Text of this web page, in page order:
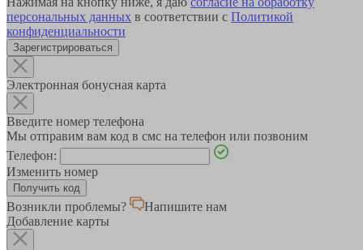
персональных данных в соответствии с Политикой
конфиденциальности
Зарегистрироваться
Электронная бонусная карта
Введите номер телефона
Мы отправим вам код в смс на телефон или позвоним
Телефон:
Изменить номер
Возникли проблемы?
Напишите нам
Добавление карты